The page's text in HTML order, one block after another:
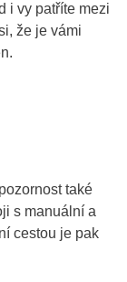
i vy patříte mezi
že je vámi
také
s manuální a
cestou je pak